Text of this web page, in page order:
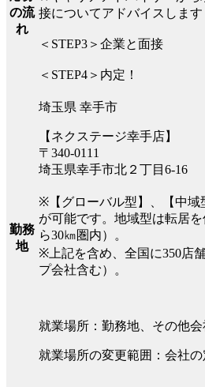
の流
れ
接についてアドバイスします
＜STEP3＞企業と面接
＜STEP4＞内定！
勤務
地
埼玉県 幸手市
【ネクステージ幸手店】
〒340-0111
埼玉県幸手市北２丁目6-16
※【グローバル型】、【中域
が可能です。地域型は転居
ら30㎞圏内）。
※上記を含め、全国に350店
プ会社含む）。
就業場所：勤務地、その他
就業場所の変更範囲：会社